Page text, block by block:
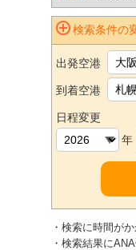
検索条件の
出発空港
到着空港
日程変更
年
・検索に時間が
・検索結果に